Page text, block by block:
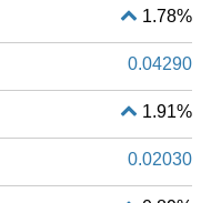
1.78%
0.04290
1.91%
0.02030